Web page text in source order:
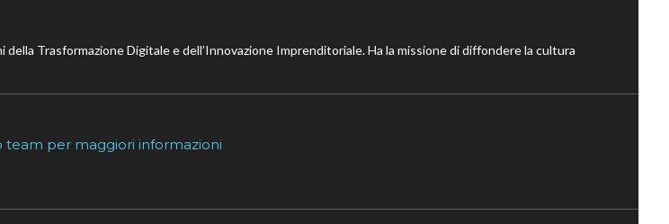
Trasformazione Digitale e dell’Innovazione Imprenditoriale. Ha la missione di diffondere la cultura
team per maggiori informazioni